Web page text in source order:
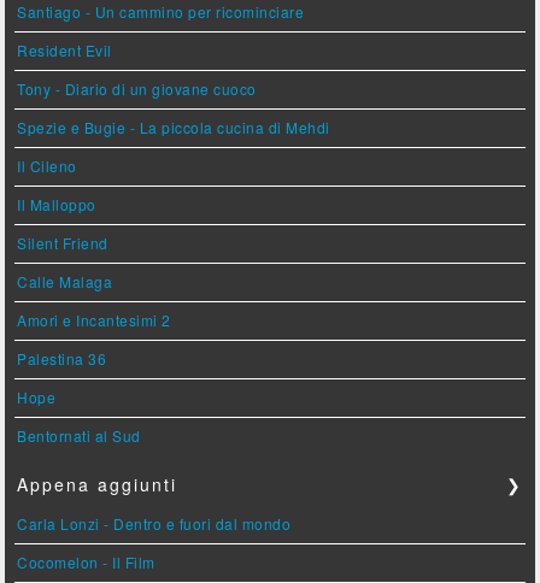
Santiago - Un cammino per ricominciare
Resident Evil
Tony - Diario di un giovane cuoco
Spezie e Bugie - La piccola cucina di Mehdi
Il Cileno
Il Malloppo
Silent Friend
Calle Malaga
Amori e Incantesimi 2
Palestina 36
Hope
Bentornati al Sud
Appena aggiunti ❯
Carla Lonzi - Dentro e fuori dal mondo
Cocomelon - Il Film